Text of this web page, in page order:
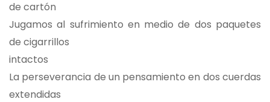
de cartón
Jugamos al sufrimiento en medio de dos paquetes
de cigarrillos
intactos
La perseverancia de un pensamiento en dos cuerdas
extendidas